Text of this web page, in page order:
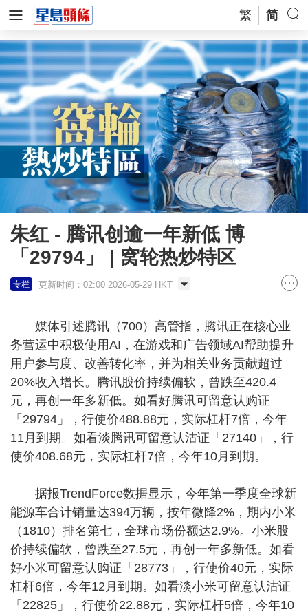
繁 简
朱红 - 腾讯创逾一年新低 博
「29794」 | 窝轮热炒特区
专栏 更新时间：02:00 2026-05-29 HKT
媒体引述腾讯（700）高管指，腾讯正在核心业
务营运中积极使用AI，在游戏和广告领域AI帮助提升
用户参与度、改善转化率，并为相关业务贡献超过
20%收入增长。腾讯股价持续偏软，曾跌至420.4
元，再创一年多新低。如看好腾讯可留意认购证
「29794」，行使价488.88元，实际杠杆7倍，今年
11月到期。如看淡腾讯可留意认沽证「27140」，行
使价408.68元，实际杠杆7倍，今年10月到期。
据报TrendForce数据显示，今年第一季度全球新
能源车合计销量达394万辆，按年微降2%，期内小米
（1810）排名第七，全球市场份额达2.9%。小米股
价持续偏软，曾跌至27.5元，再创一年多新低。如看
好小米可留意认购证「28773」，行使价40元，实际
杠杆6倍，今年12月到期。如看淡小米可留意认沽证
「22825」，行使价22.88元，实际杠杆5倍，今年10